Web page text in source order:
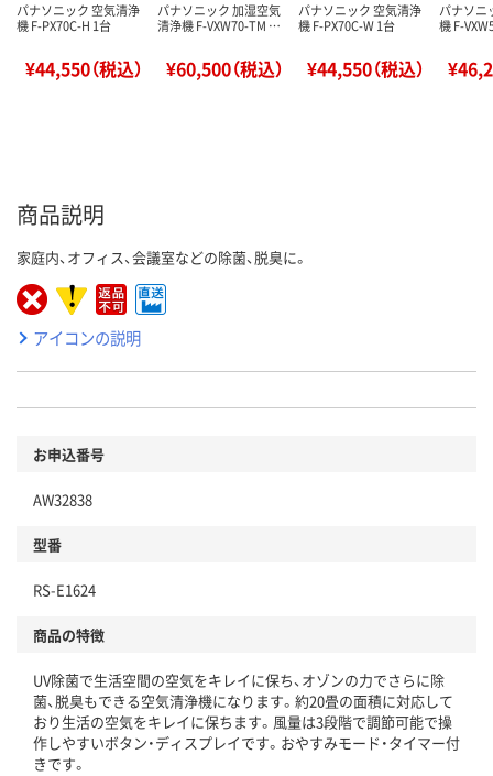
パナソニック 空気清浄
機 F-PX70C-H 1台
¥44,550（税込）
パナソニック 加湿空気
清浄機 F-VXW70-TM …
¥60,500（税込）
パナソニック 空気清浄
機 F-PX70C-W 1台
¥44,550（税込）
パナソニ
機 F-
商品説明
家庭内、オフィス、会議室などの除菌、脱臭に。
アイコンの説明
お申込番号
AW32838
型番
RS-E1624
商品の特徴
UV除菌で生活空間の空気をキレイに保ち、オゾンの力でさらに除
菌、脱臭もできる空気清浄機になります。約20畳の面積に対応して
おり生活の空気をキレイに保ちます。風量は3段階で調節可能で操
作しやすいボタン・ディスプレイです。おやすみモード・タイマー付
きです。